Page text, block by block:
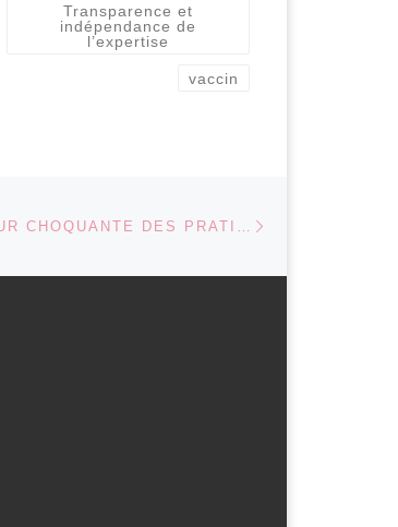
Transparence et
indépendance de
l’expertise
vaccin